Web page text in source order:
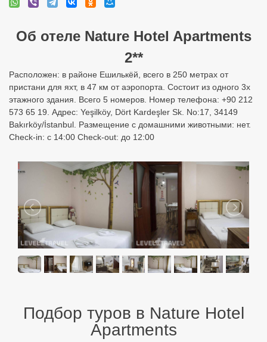
Об отеле Nature Hotel Apartments
2**
Расположен: в районе Ешилькёй, всего в 250 метрах от
пристани для яхт, в 47 км от аэропорта. Состоит из одного 3х
этажного здания. Всего 5 номеров. Номер телефона: +90 212
573 65 19. Адрес: Yeşilköy, Dört Kardeşler Sk. No:17, 34149
Bakırköy/İstanbul. Размещение с домашними животными: нет.
Check-in: с 14:00 Check-out: до 12:00
Подбор туров в Nature Hotel
Apartments